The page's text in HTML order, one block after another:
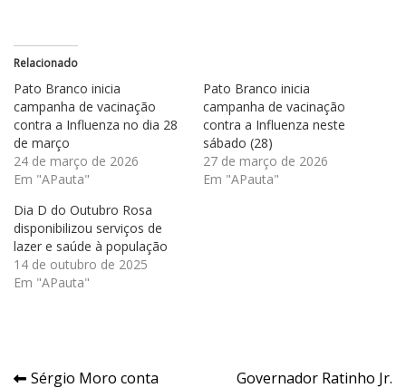
Relacionado
Pato Branco inicia
campanha de vacinação
contra a Influenza no dia 28
de março
24 de março de 2026
Em "APauta"
Pato Branco inicia
campanha de vacinação
contra a Influenza neste
sábado (28)
27 de março de 2026
Em "APauta"
Dia D do Outubro Rosa
disponibilizou serviços de
lazer e saúde à população
14 de outubro de 2025
Em "APauta"
Sérgio Moro conta
Governador Ratinho Jr.